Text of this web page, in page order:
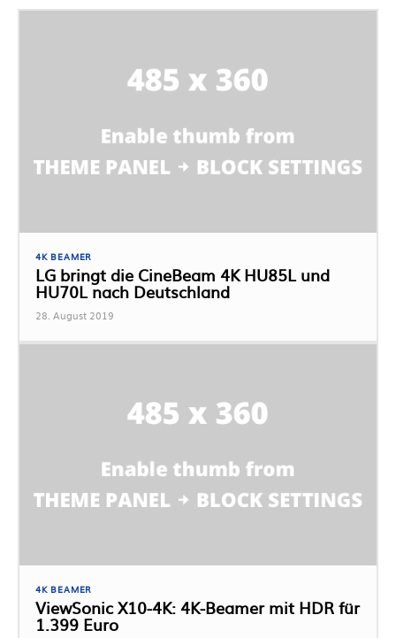
4K BEAMER
LG bringt die CineBeam 4K HU85L und
HU70L nach Deutschland
28. August 2019
4K BEAMER
ViewSonic X10-4K: 4K-Beamer mit HDR für
1.399 Euro